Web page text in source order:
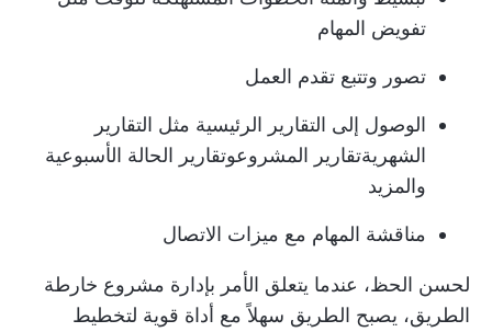
تفويض المهام
تصور وتتبع تقدم العمل
الوصول إلى التقارير الرئيسية مثل التقارير
الشهريةتقارير المشروعوتقارير الحالة الأسبوعية
والمزيد
مناقشة المهام مع ميزات الاتصال
لحسن الحظ، عندما يتعلق الأمر بإدارة مشروع خارطة
الطريق، يصبح الطريق سهلاً مع أداة قوية لتخطيط